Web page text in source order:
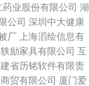
药业股份有限公司 湖
公司 深圳中大健康
厂
上海滔绘信息有
轶励家具有限公司 互
省历铭软件有限责
贸有限公司 厦门爱